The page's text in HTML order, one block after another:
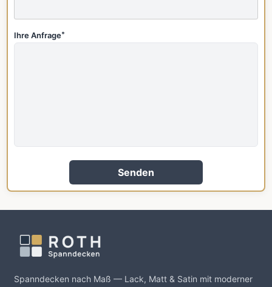
Ihre Anfrage*
Senden
Spanndecken nach Maß — Lack, Matt & Satin mit moderner